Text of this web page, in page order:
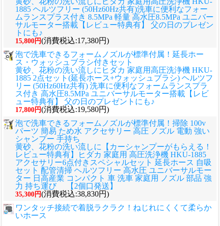
1885 ヘルツフリー (50Hz60Hz共有)洗車に便利なフォー
ムランスプラス付き 8.5MPa 軽量 高水圧8.5MPa ユニバー
サルモーター搭載【レビュー特典有】 父の日のプレゼン
トにも♪
15,800円(消費税込:17,380円)
泡で洗車できるフォームノズルが標準付属！延長ホー
ス・ウォッシュブラシ付きセット
黄砂、花粉の洗い流しに ヒダカ 家庭用高圧洗浄機 HKU-
1885 2点セット(延長ホース+ウォッシュブラシ) ヘルツフ
リー (50Hz60Hz共有) 洗車に便利なフォームランスプラ
ス付き 高水圧8.5MPa ユニバーサルモーター搭載【レビ
ュー特典有】 父の日のプレゼントにも♪
17,800円(消費税込:19,580円)
泡で洗車できるフォームノズルが標準付属！掃除 100v
パーツ 簡易 ため水 アクセサリー 高圧 ノズル 電動 強い
シャンプー 手持ち
黄砂、花粉の洗い流しに
【カーシャンプーがもらえる！
レビュー特典有】ヒダカ 家庭用 高圧洗浄機 HKU-1885
アクセサリー6点付きスペシャルセット 延長ホース 自吸
セット 配管清掃 ヘルツフリー 高水圧 ユニバーサルモー
ター 日高産業 コンパクト 車 洗車 家庭用 ノズル 部品 強
力 持ち運び 【2個口発送】
35,300円(消費税込:38,830円)
ワンタッチ接続で着脱ラクラク！ねじれにくくて柔らか
いホース